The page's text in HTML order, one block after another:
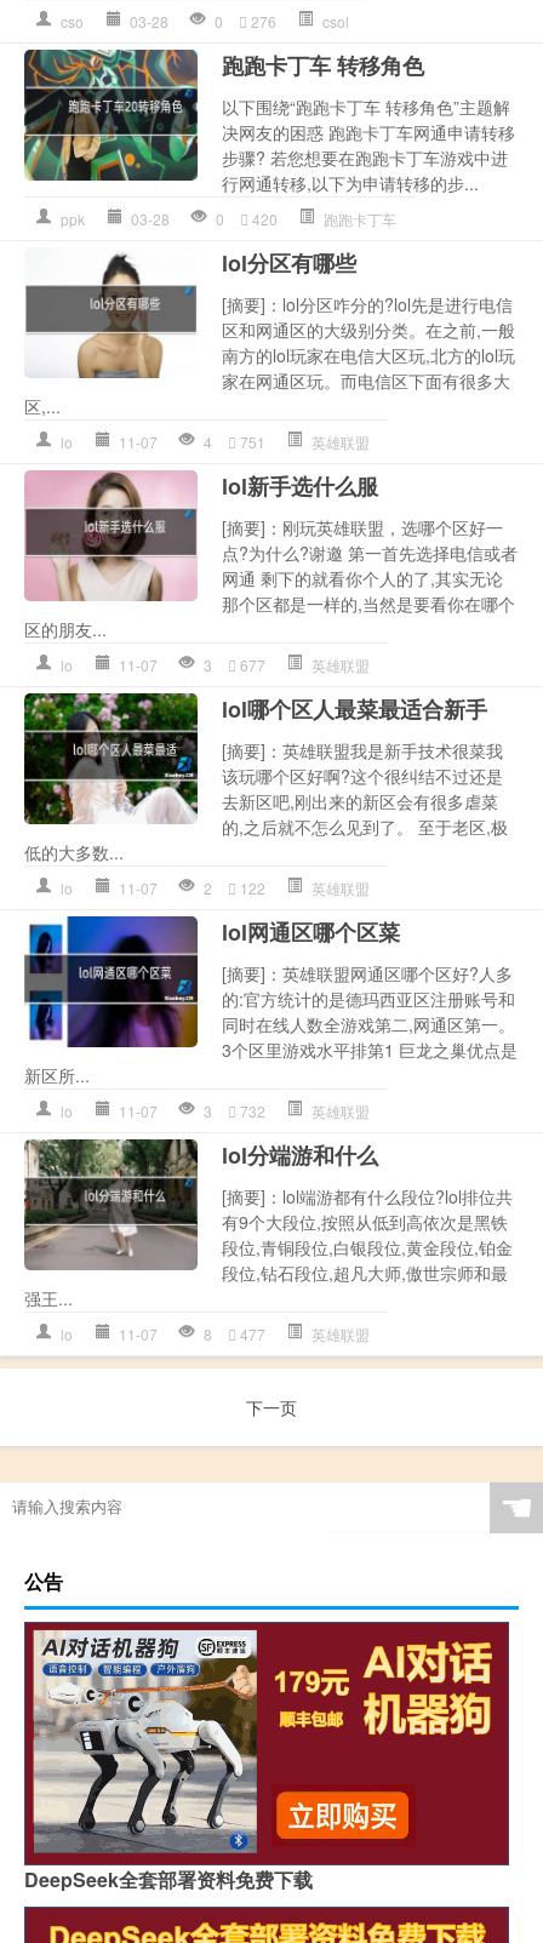
cso 03-28 0 276 csol
跑跑卡丁车 转移角色
以下围绕“跑跑卡丁车 转移角色”主题解
决网友的困惑 跑跑卡丁车网通申请转移
步骤? 若您想要在跑跑卡丁车游戏中进
行网通转移,以下为申请转移的步...
ppk 03-28 0 420 跑跑卡丁车
lol分区有哪些
[摘要]：lol分区咋分的?lol先是进行电信
区和网通区的大级别分类。在之前,一般
南方的lol玩家在电信大区玩,北方的lol玩
家在网通区玩。而电信区下面有很多大
区,...
lo 11-07 4 751 英雄联盟
lol新手选什么服
[摘要]：刚玩英雄联盟，选哪个区好一
点?为什么?谢邀 第一首先选择电信或者
网通 剩下的就看你个人的了,其实无论
那个区都是一样的,当然是要看你在哪个
区的朋友...
lo 11-07 3 677 英雄联盟
lol哪个区人最菜最适合新手
[摘要]：英雄联盟我是新手技术很菜我
该玩哪个区好啊?这个很纠结不过还是
去新区吧,刚出来的新区会有很多虐菜
的,之后就不怎么见到了。 至于老区,极
低的大多数...
lo 11-07 2 122 英雄联盟
lol网通区哪个区菜
[摘要]：英雄联盟网通区哪个区好?人多
的:官方统计的是德玛西亚区注册账号和
同时在线人数全游戏第二,网通区第一。
3个区里游戏水平排第1 巨龙之巢优点是
新区所...
lo 11-07 3 732 英雄联盟
lol分端游和什么
[摘要]：lol端游都有什么段位?lol排位共
有9个大段位,按照从低到高依次是黑铁
段位,青铜段位,白银段位,黄金段位,铂金
段位,钻石段位,超凡大师,傲世宗师和最
强王...
lo 11-07 8 477 英雄联盟
下一页
☚
公告
DeepSeek全套部署资料免费下载